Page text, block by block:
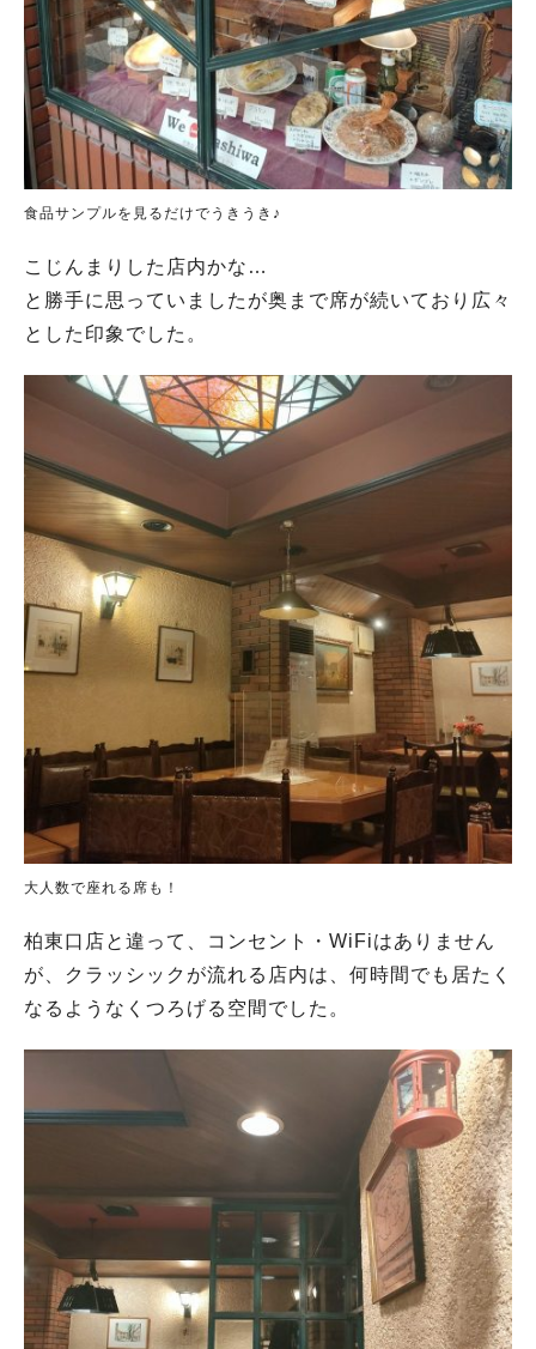
食品サンプルを見るだけでうきうき♪
こじんまりした店内かな…
と勝手に思っていましたが奥まで席が続いており広々
とした印象でした。
大人数で座れる席も！
柏東口店と違って、コンセント・WiFiはありません
が、クラッシックが流れる店内は、何時間でも居たく
なるようなくつろげる空間でした。